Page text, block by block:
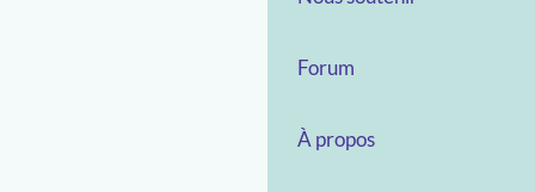
Forum
À propos